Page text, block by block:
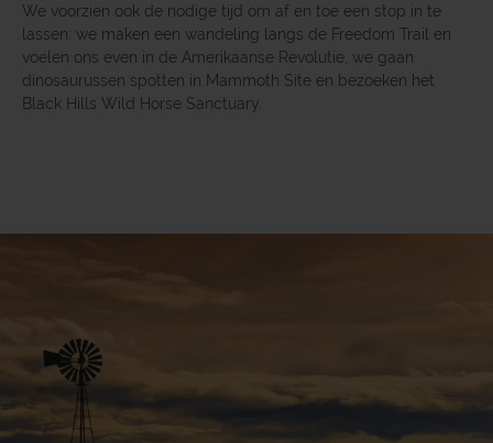
We voorzien ook de nodige tijd om af en toe een stop in te
lassen: we maken een wandeling langs de Freedom Trail en
voelen ons even in de Amerikaanse Revolutie, we gaan
dinosaurussen spotten in Mammoth Site en bezoeken het
Black Hills Wild Horse Sanctuary.